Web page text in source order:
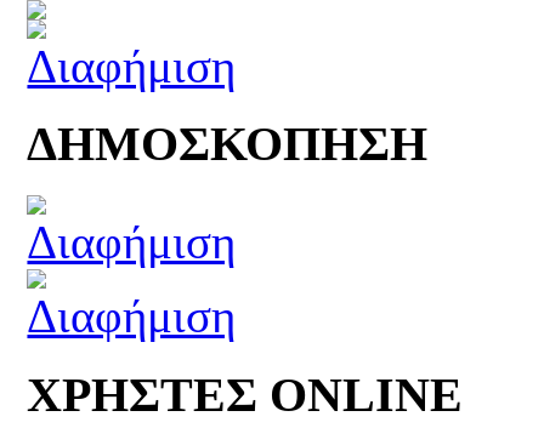
ΔΗΜΟΣΚΟΠΗΣΗ
ΧΡΗΣΤΕΣ ONLINE